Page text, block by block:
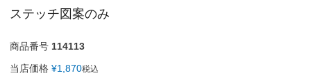
ステッチ図案のみ
商品番号 114113
当店価格 ¥1,870税込